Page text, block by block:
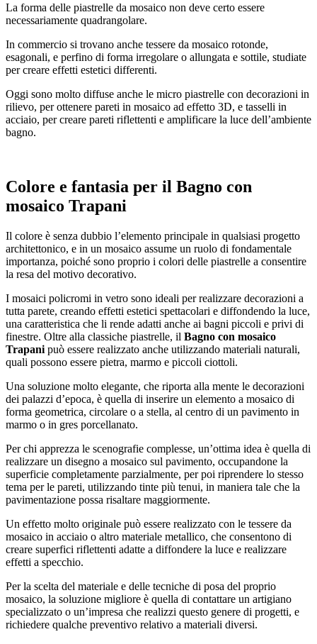
La forma delle piastrelle da mosaico non deve certo essere
necessariamente quadrangolare.
In commercio si trovano anche tessere da mosaico rotonde,
esagonali, e perfino di forma irregolare o allungata e sottile, studiate
per creare effetti estetici differenti.
Oggi sono molto diffuse anche le micro piastrelle con decorazioni in
rilievo, per ottenere pareti in mosaico ad effetto 3D, e tasselli in
acciaio, per creare pareti riflettenti e amplificare la luce dell’ambiente
bagno.
Colore e fantasia per il Bagno con
mosaico Trapani
Il colore è senza dubbio l’elemento principale in qualsiasi progetto
architettonico, e in un mosaico assume un ruolo di fondamentale
importanza, poiché sono proprio i colori delle piastrelle a consentire
la resa del motivo decorativo.
I mosaici policromi in vetro sono ideali per realizzare decorazioni a
tutta parete, creando effetti estetici spettacolari e diffondendo la luce,
una caratteristica che li rende adatti anche ai bagni piccoli e privi di
finestre. Oltre alla classiche piastrelle, il Bagno con mosaico
Trapani può essere realizzato anche utilizzando materiali naturali,
quali possono essere pietra, marmo e piccoli ciottoli.
Una soluzione molto elegante, che riporta alla mente le decorazioni
dei palazzi d’epoca, è quella di inserire un elemento a mosaico di
forma geometrica, circolare o a stella, al centro di un pavimento in
marmo o in gres porcellanato.
Per chi apprezza le scenografie complesse, un’ottima idea è quella di
realizzare un disegno a mosaico sul pavimento, occupandone la
superficie completamente parzialmente, per poi riprendere lo stesso
tema per le pareti, utilizzando tinte più tenui, in maniera tale che la
pavimentazione possa risaltare maggiormente.
Un effetto molto originale può essere realizzato con le tessere da
mosaico in acciaio o altro materiale metallico, che consentono di
creare superfici riflettenti adatte a diffondere la luce e realizzare
effetti a specchio.
Per la scelta del materiale e delle tecniche di posa del proprio
mosaico, la soluzione migliore è quella di contattare un artigiano
specializzato o un’impresa che realizzi questo genere di progetti, e
richiedere qualche preventivo relativo a materiali diversi.